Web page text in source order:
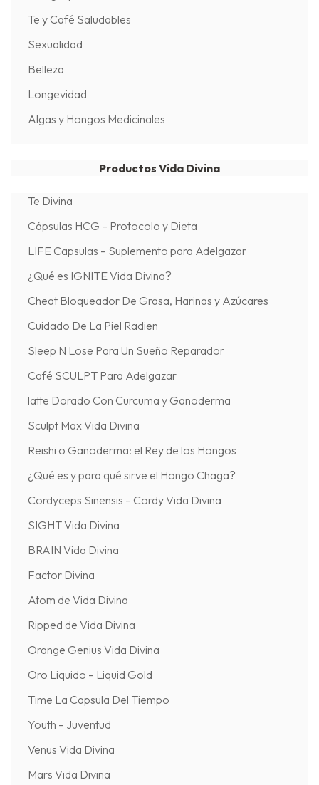
Te y Café Saludables
Sexualidad
Belleza
Longevidad
Algas y Hongos Medicinales
Productos Vida Divina
Te Divina
Cápsulas HCG – Protocolo y Dieta
LIFE Capsulas – Suplemento para Adelgazar
¿Qué es IGNITE Vida Divina?
Cheat Bloqueador De Grasa, Harinas y Azúcares
Cuidado De La Piel Radien
Sleep N Lose Para Un Sueño Reparador
Café SCULPT Para Adelgazar
latte Dorado Con Curcuma y Ganoderma
Sculpt Max Vida Divina
Reishi o Ganoderma: el Rey de los Hongos
¿Qué es y para qué sirve el Hongo Chaga?
Cordyceps Sinensis – Cordy Vida Divina
SIGHT Vida Divina
BRAIN Vida Divina
Factor Divina
Atom de Vida Divina
Ripped de Vida Divina
Orange Genius Vida Divina
Oro Liquido – Liquid Gold
Time La Capsula Del Tiempo
Youth – Juventud
Venus Vida Divina
Mars Vida Divina